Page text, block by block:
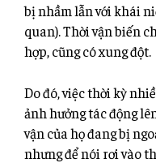
bị nhầm lẫn với khái
quan). Thời vận biến
hợp, cũng có xung đột.
Do đó, việc thời kỳ
ảnh hưởng tác động
vận của họ đang bị
nhưng để nói rơi vào